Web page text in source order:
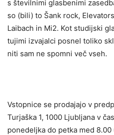
s številnimi glasbenimi
so (bili) to Šank rock,
Laibach in Mi2. Kot studijski
tujimi izvajalci posnel toliko
niti sam ne spomni več vseh.
Vstopnice se prodajajo v
Turjaška 1, 1000 Ljubljana v
ponedeljka do petka med